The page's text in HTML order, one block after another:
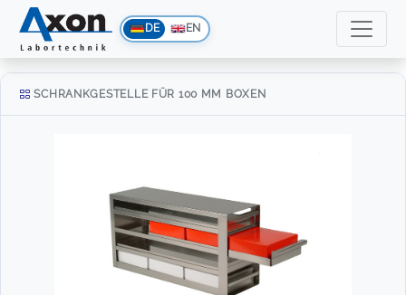
DE EN
SCHRANKGESTELLE FÜR 100 MM BOXEN